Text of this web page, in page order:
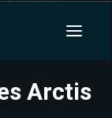
Arctis